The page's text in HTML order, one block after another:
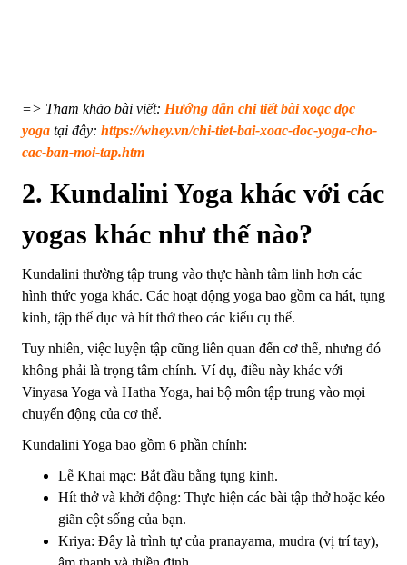
=> Tham khảo bài viết: Hướng dẫn chi tiết bài xoạc dọc
yoga tại đây: https://whey.vn/chi-tiet-bai-xoac-doc-yoga-cho-
cac-ban-moi-tap.htm
2. Kundalini Yoga khác với các
yogas khác như thế nào?
Kundalini thường tập trung vào thực hành tâm linh hơn các
hình thức yoga khác. Các hoạt động yoga bao gồm ca hát, tụng
kinh, tập thể dục và hít thở theo các kiểu cụ thể.
Tuy nhiên, việc luyện tập cũng liên quan đến cơ thể, nhưng đó
không phải là trọng tâm chính. Ví dụ, điều này khác với
Vinyasa Yoga và Hatha Yoga, hai bộ môn tập trung vào mọi
chuyển động của cơ thể.
Kundalini Yoga bao gồm 6 phần chính:
Lễ Khai mạc: Bắt đầu bằng tụng kinh.
Hít thở và khởi động: Thực hiện các bài tập thở hoặc kéo
giãn cột sống của bạn.
Kriya: Đây là trình tự của pranayama, mudra (vị trí tay),